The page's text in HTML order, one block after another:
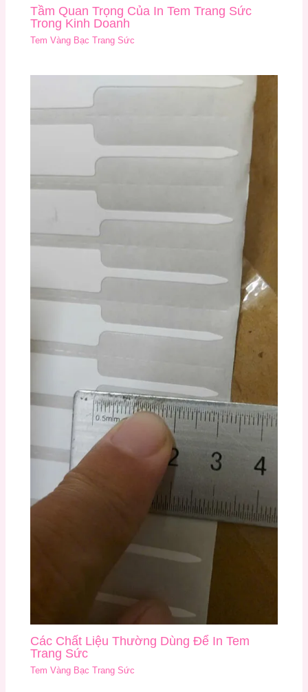
Tầm Quan Trọng Của In Tem Trang Sức
Trong Kinh Doanh
Tem Vàng Bạc Trang Sức
Các Chất Liệu Thường Dùng Để In Tem
Trang Sức
Tem Vàng Bạc Trang Sức